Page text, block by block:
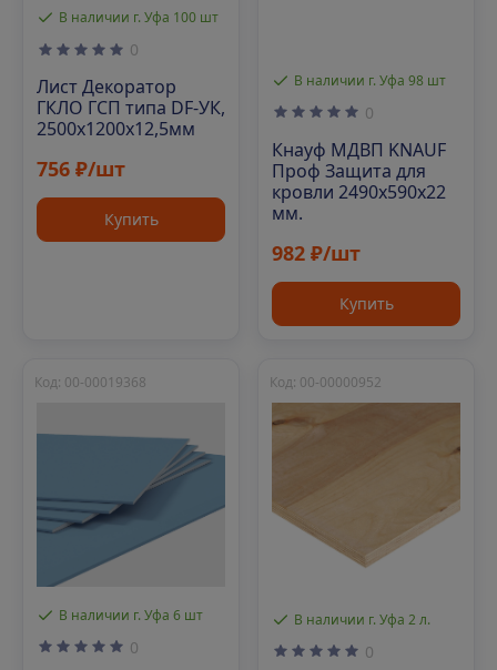
В наличии г. Уфа 100 шт
0
Лист Декоратор
ГКЛО ГСП типа DF-УК,
2500х1200х12,5мм
756 ₽/шт
Купить
В наличии г. Уфа 98 шт
0
Кнауф МДВП KNAUF
Проф Защита для
кровли 2490х590х22
мм.
982 ₽/шт
Купить
В наличии г. Уфа 6 шт
Код: 00-00019368
0
В наличии г. Уфа 2 л.
Код: 00-00000952
0